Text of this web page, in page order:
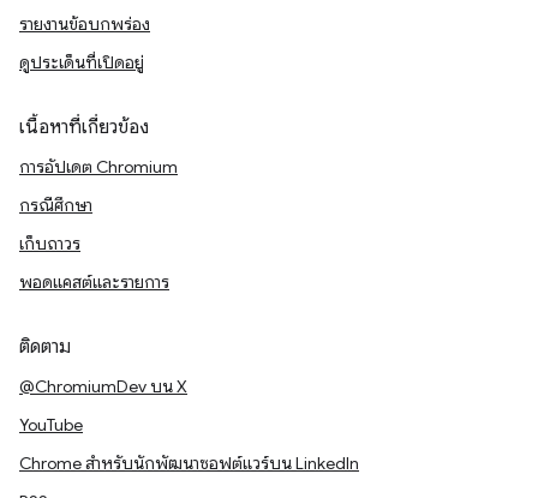
รายงานข้อบกพร่อง
ดูประเด็นที่เปิดอยู่
เนื้อหาที่เกี่ยวข้อง
การอัปเดต Chromium
กรณีศึกษา
เก็บถาวร
พอดแคสต์และรายการ
ติดตาม
@ChromiumDev บน X
YouTube
Chrome สำหรับนักพัฒนาซอฟต์แวร์บน LinkedIn